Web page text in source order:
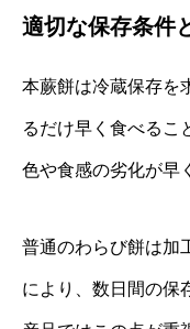
適切な保存条件
本蕨餅は冷蔵保存を
るだけ早く食べるこ
色や食感の劣化が早
普通のわらび餅は加
により、数日間の保